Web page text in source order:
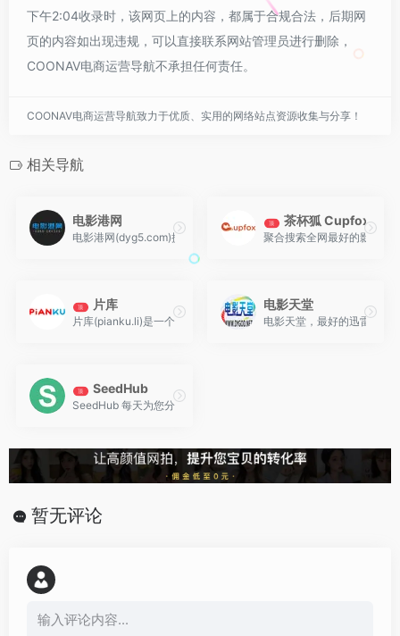
下午2:04收录时，该网页上的内容，都属于合规合法，后期网
页的内容如出现违规，可以直接联系网站管理员进行删除，
COONAV电商运营导航不承担任何责任。
COONAV电商运营导航致力于优质、实用的网络站点资源收集与分享！
相关导航
电影港网
电影港网(dyg5.com)提供高清电影电视剧BT种子下载，并且支持
顶 茶杯狐 Cupfox
聚合搜索全网最好的影视资
顶 片库
片库(pianku.li)是一个可在线观看、下载视频的网站。每日收集全网
电影天堂
电影天堂，最好的迅雷电影
顶 SeedHub
SeedHub 每天为您分享优质的电影、电视剧和动漫资讯。免费分享
暂无评论